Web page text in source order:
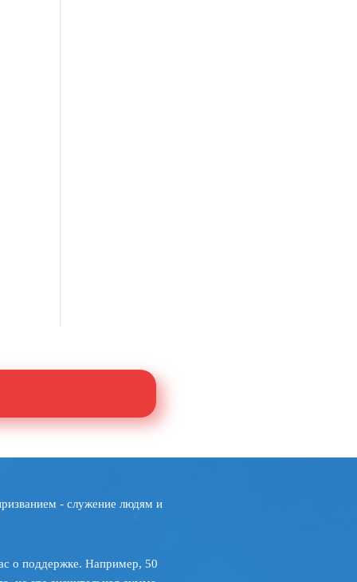
- служение людям и
о поддержке. Например, 50